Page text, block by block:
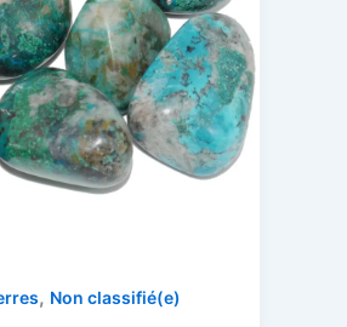
, Non classifié(e)